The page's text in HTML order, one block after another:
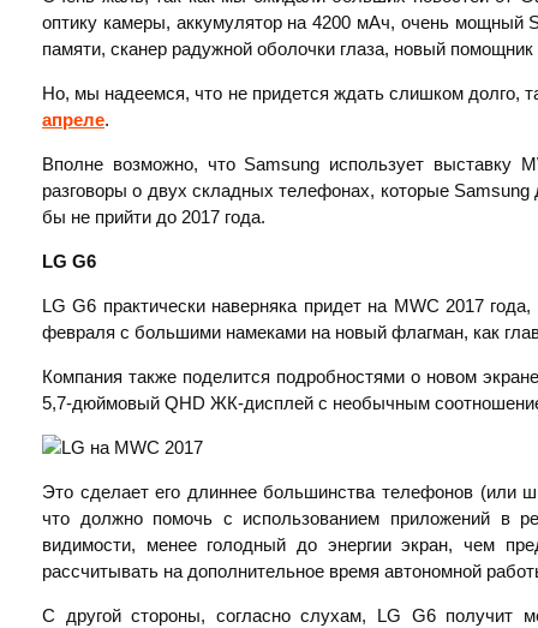
оптику камеры, аккумулятор на 4200 мАч, очень мощный
памяти, сканер радужной оболочки глаза, новый
Но, мы надеемся, что не придется ждать слишком долго,
апреле.
Вполне возможно, что Samsung использует выставку
разговоры о двух складных телефонах, которые Samsung
бы не прийти до 2017 года.
LG G6
LG G6 практически наверняка придет на MWC 2017
февраля с большими намеками на новый флагман, как
Компания также поделится подробностями о новом
5,7-дюймовый QHD ЖК-дисплей с необычным
Это сделает его длиннее большинства телефонов (или
что должно помочь с использованием приложений в
видимости, менее голодный до энергии экран, чем
рассчитывать на дополнительное время автономной
С другой стороны, согласно слухам, LG G6 получит